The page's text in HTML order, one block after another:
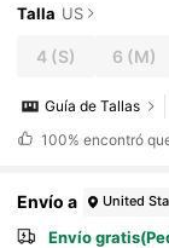
no
Talla US
4 (S) 6 (M)
Guía de Tallas
100% encontró
Envío a United
Envío